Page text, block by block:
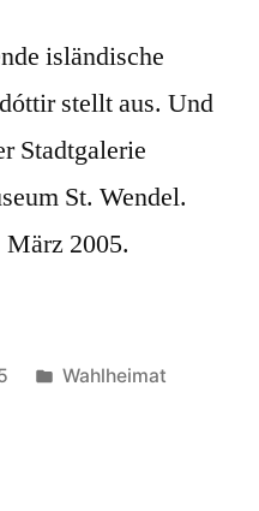
isländische
stellt aus. Und
Stadtgalerie
St. Wendel.
März 2005.
Veröffentlicht
Wahlheimat